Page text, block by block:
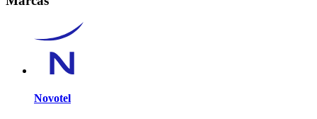
Novotel